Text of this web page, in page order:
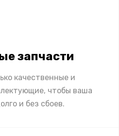
запчасти
качественные и
чтобы ваша
и без сбоев.